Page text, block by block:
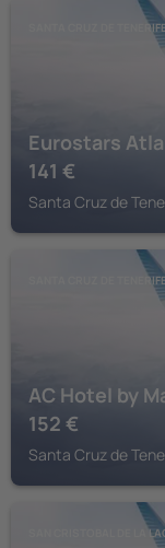
SANTA CRUZ DE TENERIFE
Eurostars
141 €
Santa Cruz de
SANTA CRUZ DE TENERIFE
AC Hotel by
152 €
Santa Cruz de
SAN CRISTOBAL DE LA